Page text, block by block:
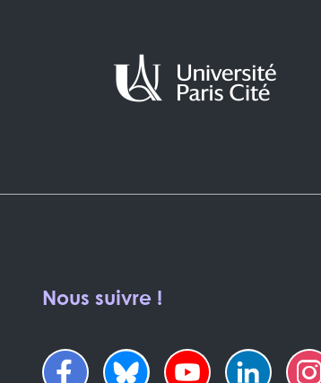
Nous suivre !